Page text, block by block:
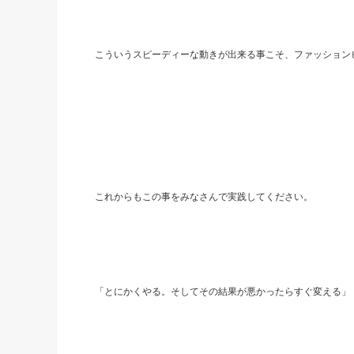
こういうスピーディーな動きが出来る事こそ、ファッション
これからもこの事をみなさんで実践してください。
「とにかくやる。そしてその結果が悪かったらすぐ変える」